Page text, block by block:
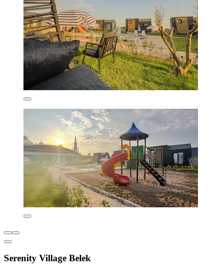
Serenity Village Belek